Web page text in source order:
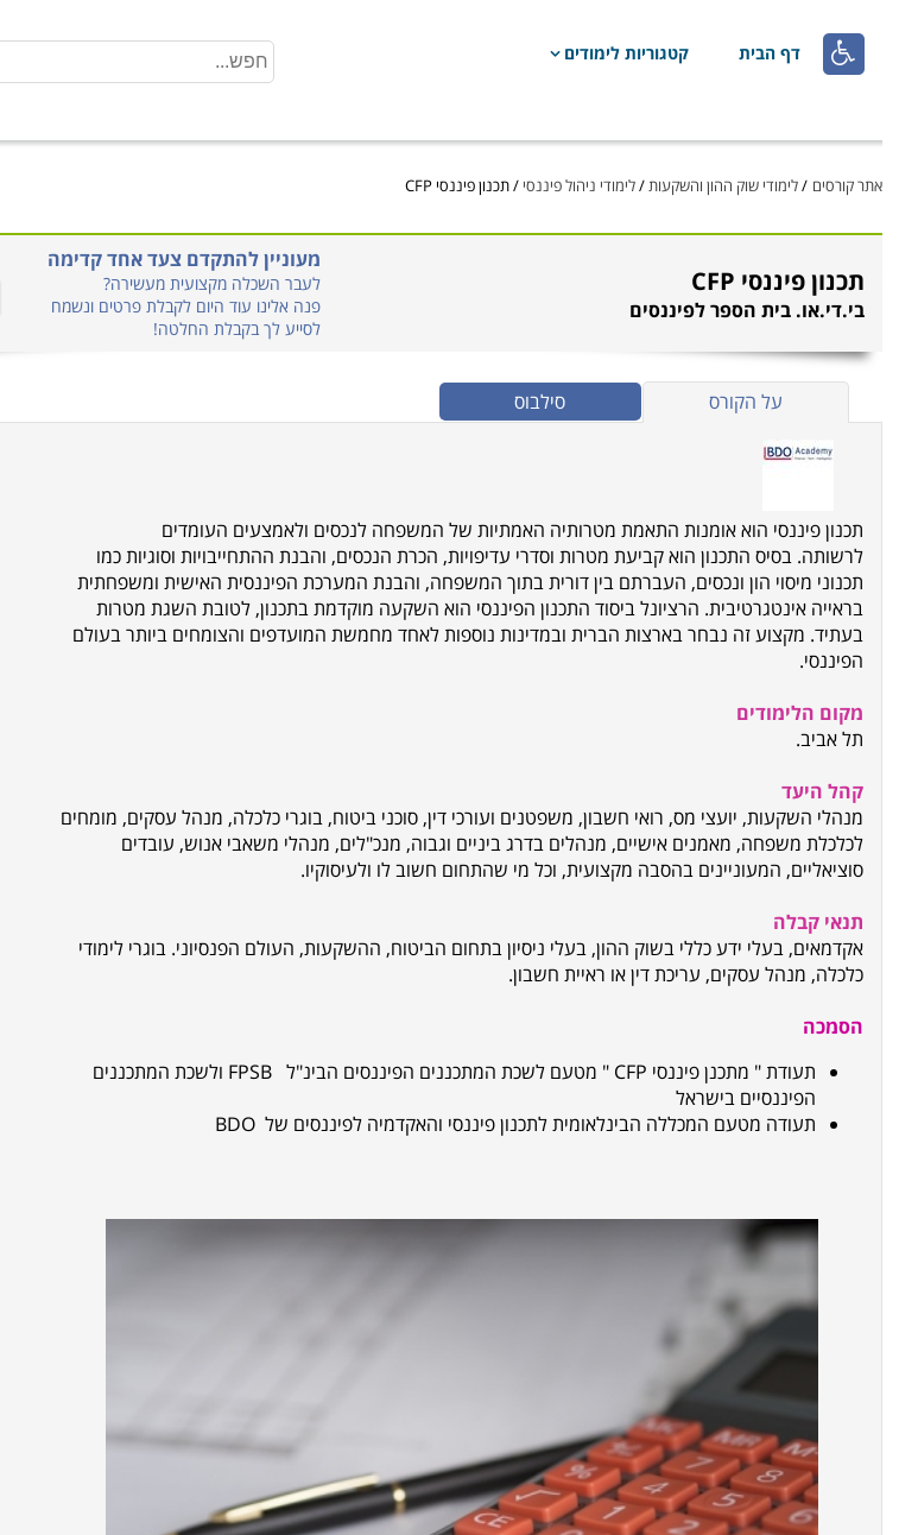
 דף הבית קטגוריות לימודים
אתר קורסים /לימודי שוק ההון והשקעות/לימודי ניהול פיננסי /תכנון פיננסי CFP
תכנון פיננסי CFP
בי.די.או. בית הספר לפיננסים
מעוניין להתקדם צעד אחד קדימה
לעבר השכלה מקצועית מעשירה?
פנה אלינו עוד היום לקבלת פרטים ונשמח
לסייע לך בקבלת החלטה!
על הקורס סילבוס
תכנון פיננסי הוא אומנות התאמת מטרותיה האמתיות של המשפחה לנכסים ולאמצעים העומדים
לרשותה. בסיס התכנון הוא קביעת מטרות וסדרי עדיפויות, הכרת הנכסים, והבנת ההתחייבויות וסוגיות כמו
תכנוני מיסוי הון ונכסים, העברתם בין דורית בתוך המשפחה, והבנת המערכת הפיננסית האישית ומשפחתית
בראייה אינטגרטיבית. הרציונל ביסוד התכנון הפיננסי הוא השקעה מוקדמת בתכנון, לטובת השגת מטרות
בעתיד. מקצוע זה נבחר בארצות הברית ובמדינות נוספות לאחד מחמשת המועדפים והצומחים ביותר בעולם
הפיננסי.
מקום הלימודים
תל אביב.
קהל היעד
מנהלי השקעות, יועצי מס, רואי חשבון, משפטנים ועורכי דין, סוכני ביטוח, בוגרי כלכלה, מנהל עסקים, מומחים
לכלכלת משפחה, מאמנים אישיים, מנהלים בדרג ביניים וגבוה, מנכ"לים, מנהלי משאבי אנוש, עובדים
סוציאליים, המעוניינים בהסבה מקצועית, וכל מי שהתחום חשוב לו ולעיסוקיו.
תנאי קבלה
אקדמאים, בעלי ידע כללי בשוק ההון, בעלי ניסיון בתחום הביטוח, ההשקעות, העולם הפנסיוני. בוגרי לימודי
כלכלה, מנהל עסקים, עריכת דין או ראיית חשבון.
הסמכה
תעודת " מתכנן פיננסי " CFP מטעם לשכת המתכננים הפיננסים הבינ"ל FPSB ולשכת המתכננים
הפיננסיים בישראל
תעודה מטעם המכללה הבינלאומית לתכנון פיננסי והאקדמיה לפיננסים של BDO